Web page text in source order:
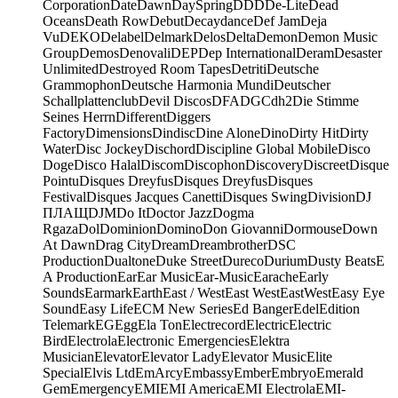
CorporationDateDawnDaySpringDDDDe-LiteDead
OceansDeath RowDebutDecaydanceDef JamDeja
VuDEKODelabelDelmarkDelosDeltaDemonDemon Music
GroupDemosDenovaliDEPDep InternationalDeramDesaster
UnlimitedDestroyed Room TapesDetritiDeutsche
GrammophonDeutsche Harmonia MundiDeutscher
SchallplattenclubDevil DiscosDFADGCdh2Die Stimme
Seines HerrnDifferentDiggers
FactoryDimensionsDindiscDine AloneDinoDirty HitDirty
WaterDisc JockeyDischordDiscipline Global MobileDisco
DogeDisco HalalDiscomDiscophonDiscoveryDiscreetDisque
PointuDisques DreyfusDisques DreyfusDisques
FestivalDisques Jacques CanettiDisques SwingDivisionDJ
ПЛАЩDJMDo ItDoctor JazzDogma
RgazaDolDominionDominoDon GiovanniDormouseDown
At DawnDrag CityDreamDreambrotherDSC
ProductionDualtoneDuke StreetDurecoDuriumDusty BeatsE
A ProductionEarEar MusicEar-MusicEaracheEarly
SoundsEarmarkEarthEast / WestEast WestEastWestEasy Eye
SoundEasy LifeECM New SeriesEd BangerEdelEdition
TelemarkEGEggEla TonElectrecordElectricElectric
BirdElectrolaElectronic EmergenciesElektra
MusicianElevatorElevator LadyElevator MusicElite
SpecialElvis LtdEmArcyEmbassyEmberEmbryoEmerald
GemEmergencyEMIEMI AmericaEMI ElectrolaEMI-